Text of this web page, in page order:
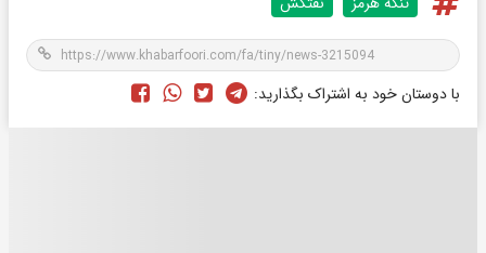
با دوستان خود به اشتراک بگذارید: